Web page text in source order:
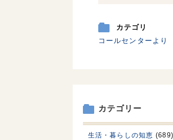
カテゴリ
コールセンターより
カテゴリー
生活・暮らしの知恵 (689)